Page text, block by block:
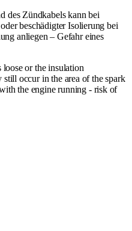
des Zündkabels kann bei
beschädigter Isolierung bei
anliegen – Gefahr eines
loose or the insulation
occur in the area of ​​the spark
the engine running - risk of